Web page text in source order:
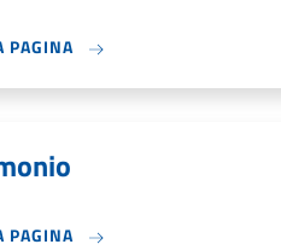
PAGINA
PAGINA